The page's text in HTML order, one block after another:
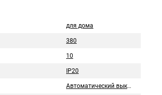
для дома
380
10
IP20
Автоматический выключатель